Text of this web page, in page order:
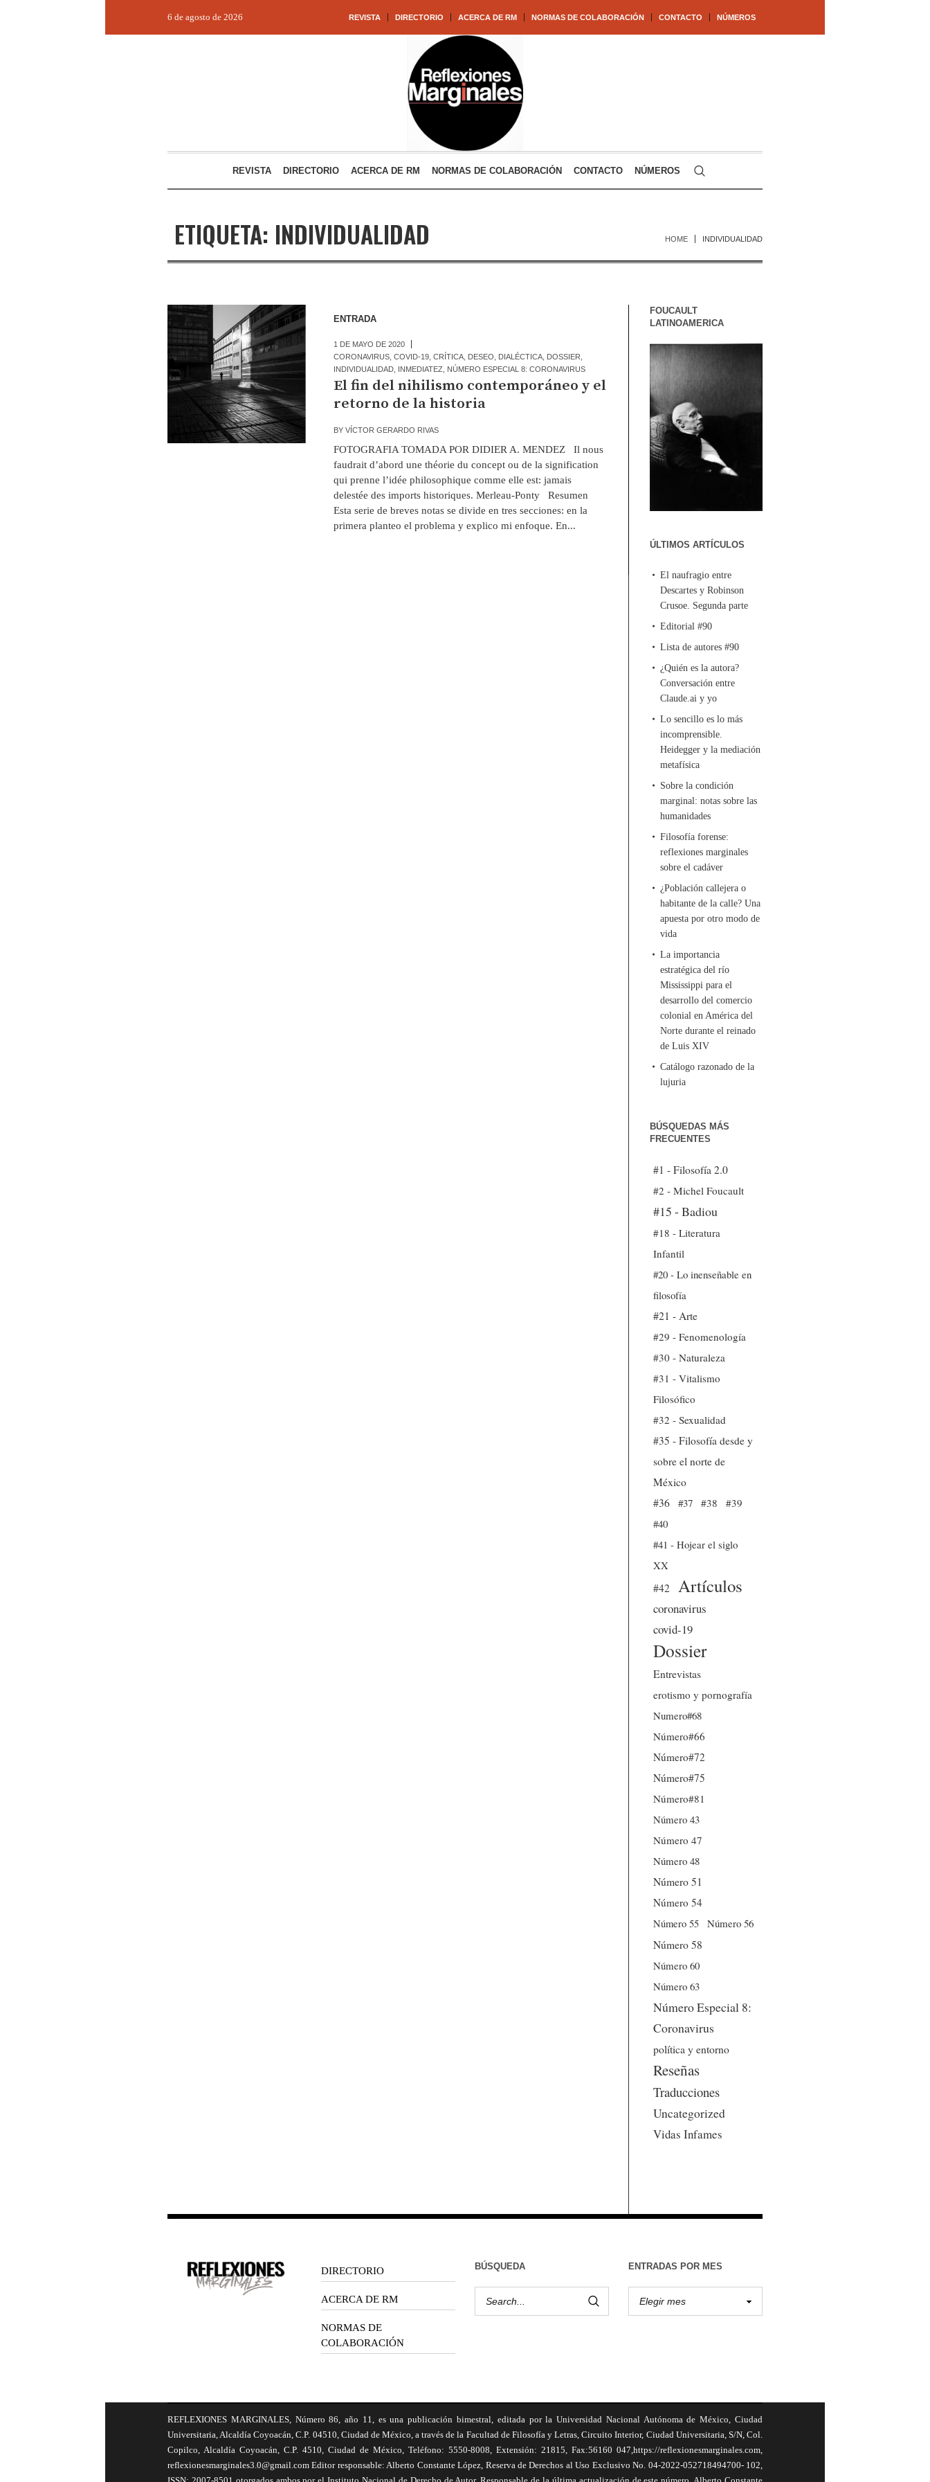
REVISTA DIRECTORIO ACERCA DE RM NORMAS DE COLABORACIÓN CONTACTO NÚMEROS
6 de agosto de 2026
REVISTA DIRECTORIO ACERCA DE RM NORMAS DE COLABORACIÓN CONTACTO NÚMEROS
ETIQUETA: INDIVIDUALIDAD HOME INDIVIDUALIDAD
ENTRADA
1 DE MAYO DE 2020
CORONAVIRUS, COVID-19, CRÍTICA, DESEO DIALÉCTICA, DOSSIER
INDIVIDUALIDAD, INMEDIATEZ NÚMERO ESPECIAL 8: CORONAVIRUS
El fin del nihilismo contemporáneo y el
retorno de la historia
BY VÍCTOR GERARDO RIVAS
FOTOGRAFIA TOMADA POR DIDIER A. MENDEZ Il nous
faudrait d’abord une théorie du concept ou de la signification
qui prenne l’idée philosophique comme elle est: jamais
delestée des imports historiques. Merleau-Ponty Resumen
Esta serie de breves notas se divide en tres secciones: en la
primera planteo el problema y explico mi enfoque. En...
FOUCAULT
LATINOAMERICA
ÚLTIMOS ARTÍCULOS
El naufragio entre
Descartes y Robinson
Crusoe. Segunda parte
Editorial #90
Lista de autores #90
¿Quién es la autora?
Conversación entre
Claude.ai y yo
Lo sencillo es lo más
incomprensible.
Heidegger y la mediación
metafísica
Sobre la condición
marginal: notas sobre las
humanidades
Filosofía forense:
reflexiones marginales
sobre el cadáver
¿Población callejera o
habitante de la calle? Una
apuesta por otro modo de
vida
La importancia
estratégica del río
Mississippi para el
desarrollo del comercio
colonial en América del
Norte durante el reinado
de Luis XIV
Catálogo razonado de la
lujuria
BÚSQUEDAS MÁS
FRECUENTES
#1 - Filosofía 2.0
#2 - Michel Foucault
#15 - Badiou
#18 - Literatura
Infantil
#20 - Lo inenseñable en
filosofía
#21 - Arte
#29 - Fenomenología
#30 - Naturaleza
#31 - Vitalismo
Filosófico
#32 - Sexualidad
#35 - Filosofía desde y
sobre el norte de
México
#36
#37 #38
#39
#40
#41 - Hojear el siglo
XX
#42
Artículos
coronavirus
covid-19
Dossier
Entrevistas
erotismo y pornografía
Numero#68
Número#66
Número#72
Número#75
Número#81
Número 43
Número 47
Número 48
Número 51
Número 54
Número 55
Número 56
Número 58
Número 60
Número 63
Número Especial 8:
Coronavirus
política y entorno
Reseñas
Traducciones
Uncategorized
Vidas Infames
DIRECTORIO
ACERCA DE RM
NORMAS DE
COLABORACIÓN
BÚSQUEDA ENTRADAS POR MES
REFLEXIONES MARGINALES, Número 86, año 11, es una publicación bimestral, editada por la Universidad Nacional Autónoma de México, Ciudad
Universitaria, Alcaldía Coyoacán, C.P. 04510, Ciudad de México, a través de la Facultad de Filosofía y Letras, Circuito Interior, Ciudad Universitaria, S/N, Col.
Copilco, Alcaldía Coyoacán, C.P. 4510, Ciudad de México, Teléfono: 5550-8008, Extensión: 21815, Fax:56160 047,https://reflexionesmarginales.com,
reflexionesmarginales3.0@gmail.com Editor responsable: Alberto Constante López, Reserva de Derechos al Uso Exclusivo No. 04-2022-052718494700- 102,